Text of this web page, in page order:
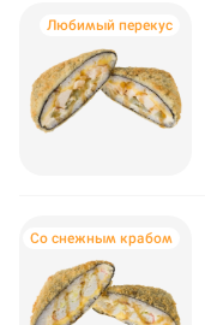
Любимый перекус
Со снежным крабом